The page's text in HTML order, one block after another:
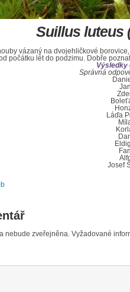
Suillus luteus
vázaný na dvojehličkové
počátku lét do podzimu. Dobře
Výsledky
Správná
Láďa
Josef
nebude zveřejněna. Vyžadované